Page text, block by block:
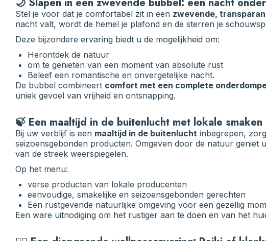
Stel je voor dat je comfortabel zit in een zwevende,
nacht valt, wordt de hemel je plafond en de sterren je
Deze bijzondere ervaring biedt u de mogelijkheid om:
Herontdek de natuur
om te genieten van een moment van absolute rust
Beleef een romantische en onvergetelijke nacht.
De bubbel combineert comfort met een complete
uniek gevoel van vrijheid en ontsnapping.
🍃 Een maaltijd in de buitenlucht met lokale smaken
Bij uw verblijf is een maaltijd in de buitenlucht inbegrepen,
seizoensgebonden producten. Omgeven door de natuur geniet
van de streek weerspiegelen.
Op het menu:
verse producten van lokale producenten
eenvoudige, smakelijke en seizoensgebonden gerechten
Een rustgevende natuurlijke omgeving voor een gezellig
Een ware uitnodiging om het rustiger aan te doen en van het